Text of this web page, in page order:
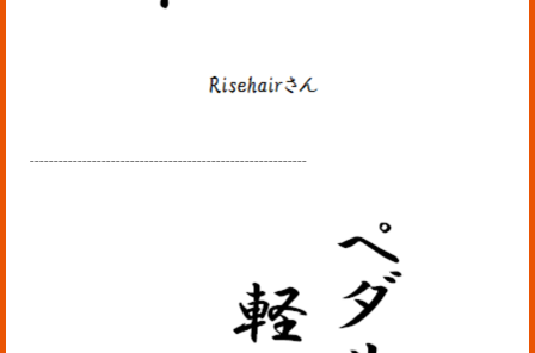
----------------------------------------------------------